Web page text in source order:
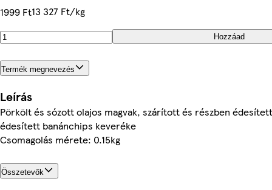
1999 Ft13 327 Ft/kg
Hozzáad
Termék megnevezés
Leírás
Pörkölt és sózott olajos magvak, szárított és részben
édesített banánchips keveréke
Csomagolás mérete: 0.15kg
Összetevők